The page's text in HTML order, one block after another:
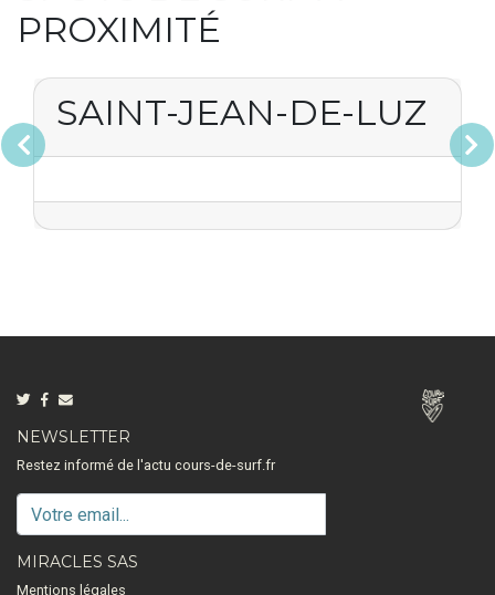
PROXIMITÉ
SAINT-JEAN-DE-LUZ
Précédent
NEWSLETTER
Restez informé de l'actu cours-de-surf.fr
MIRACLES SAS
Mentions légales